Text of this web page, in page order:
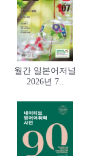
월간 일본어저널
2026년 7..